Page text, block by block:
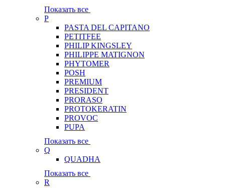
Показать все
P
PASTA DEL CAPITANO
PETITFEE
PHILIP KINGSLEY
PHILIPPE MATIGNON
PHYTOMER
POSH
PREMIUM
PRESIDENT
PRORASO
PROTOKERATIN
PROVOC
PUPA
Показать все
Q
QUADHA
Показать все
R